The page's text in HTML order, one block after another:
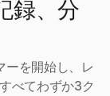
録、分
ーを開始し、レ
べてわずか3ク